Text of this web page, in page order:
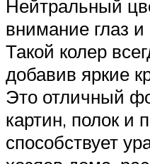
Нейтральный
внимание глаз
Такой колер
добавив яркие
Это отличный
картин, полок и
способствует